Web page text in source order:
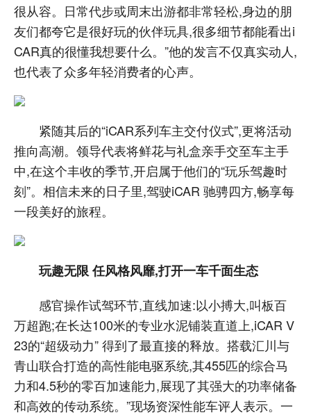
很从容。日常代步或周末出游都非常轻松,身边的朋
友们都夸它是很好玩的伙伴玩具,很多细节都能看出i
CAR真的很懂我想要什么。”他的发言不仅真实动人,
也代表了众多年轻消费者的心声。
紧随其后的“iCAR系列车主交付仪式”,更将活动
推向高潮。领导代表将鲜花与礼盒亲手交至车主手
中,在这个丰收的季节,开启属于他们的“玩乐驾趣时
刻”。相信未来的日子里,驾驶iCAR 驰骋四方,畅享每
一段美好的旅程。
玩趣无限 任风格风靡,打开一车千面生态
感官操作试驾环节,直线加速:以小搏大,叫板百
万超跑;在长达100米的专业水泥铺装直道上,iCAR V
23的“超级动力” 得到了最直接的释放。搭载汇川与
青山联合打造的高性能电驱系统,其455匹的综合马
力和4.5秒的零百加速能力,展现了其强大的功率储备
和高效的传动系统。”现场资深性能车评人表示。一